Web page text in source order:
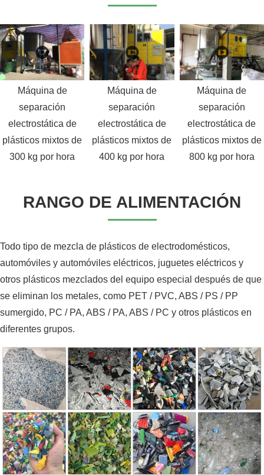
Máquina de
separación
electrostática de
plásticos mixtos de
300 kg por hora
Máquina de
separación
electrostática de
plásticos mixtos de
400 kg por hora
Máquina de
separación
electrostática de
plásticos mixtos de
800 kg por hora
RANGO DE ALIMENTACIÓN
Todo tipo de mezcla de plásticos de electrodomésticos,
automóviles y automóviles eléctricos, juguetes eléctricos y
otros plásticos mezclados del equipo especial después de que
se eliminan los metales, como PET / PVC, ABS / PS / PP
sumergido, PC / PA, ABS / PA, ABS / PC y otros plásticos en
diferentes grupos.